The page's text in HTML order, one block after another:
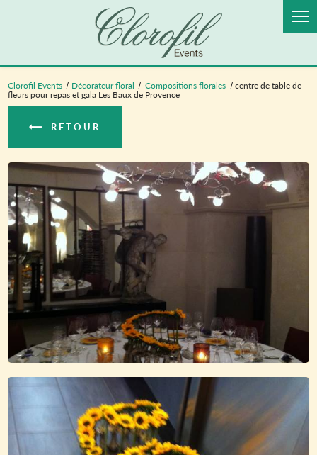
Clorofil Events Décorateur floral Compositions florales centre de table de
fleurs pour repas et gala Les Baux de Provence
RETOUR
Panneau de gestion des cookies